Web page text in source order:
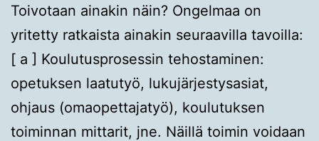
Toivotaan ainakin näin? Ongelmaa on
yritetty ratkaista ainakin seuraavilla tavoilla:
[ a ] Koulutusprosessin tehostaminen:
opetuksen laatutyö, lukujärjestysasiat,
ohjaus (omaopettajatyö), koulutuksen
toiminnan mittarit, jne. Näillä toimin voidaan